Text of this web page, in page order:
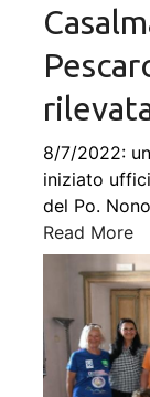
8/7/2022:
iniziato
del Po.
Read More